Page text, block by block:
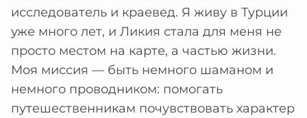
исследователь и краевед. Я живу в Турции
уже много лет, и Ликия стала для меня не
просто местом на карте, а частью жизни.
Моя миссия — быть немного шаманом и
немного проводником: помогать
путешественникам почувствовать характер